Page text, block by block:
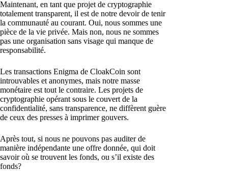
Maintenant, en tant que projet de cryptographie
totalement transparent, il est de notre devoir de tenir
la communauté au courant. Oui, nous sommes une
pièce de la vie privée. Mais non, nous ne sommes
pas une organisation sans visage qui manque de
responsabilité.
Les transactions Enigma de CloakCoin sont
introuvables et anonymes, mais notre masse
monétaire est tout le contraire. Les projets de
cryptographie opérant sous le couvert de la
confidentialité, sans transparence, ne diffèrent guère
de ceux des presses à imprimer gouvers.
Après tout, si nous ne pouvons pas auditer de
manière indépendante une offre donnée, qui doit
savoir où se trouvent les fonds, ou s’il existe des
fonds?